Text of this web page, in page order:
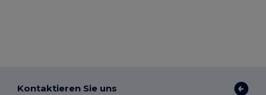
Kontaktieren Sie uns